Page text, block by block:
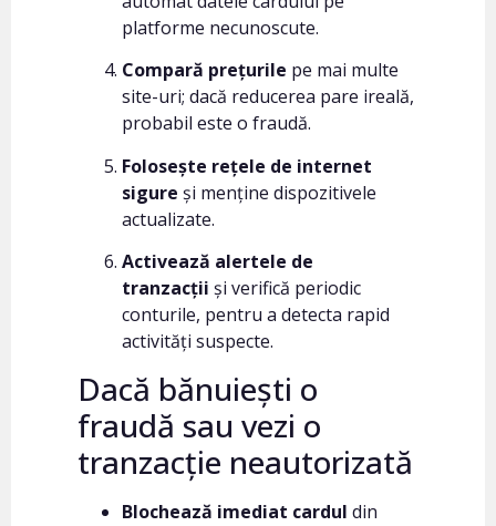
platforme necunoscute.
Compară prețurile pe mai multe
site-uri; dacă reducerea pare ireală,
probabil este o fraudă.
Folosește rețele de internet
sigure și menține dispozitivele
actualizate.
Activează alertele de
tranzacții și verifică periodic
conturile, pentru a detecta rapid
activități suspecte.
Dacă bănuiești o
fraudă sau vezi o
tranzacție neautorizată
Blochează imediat cardul din